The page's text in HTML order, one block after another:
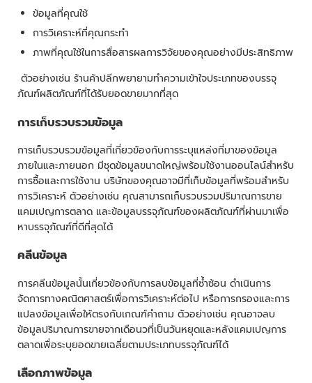
ข้อมูลที่คุณใช้
การวิเคราะห์ที่คุณกระทำ
ภาพที่คุณใช้ในการสื่อสารผลการวิจัยของคุณอย่างมีประสิทธิภาพ
ตัวอย่างเช่น ร้านค้าปลีกพยายามทำความเข้าใจประเภทของบรรจุ
ภัณฑ์ผลิตภัณฑ์ที่ได้รับยอดขายมากที่สุด
การเก็บรวบรวมข้อมูล
การเก็บรวบรวมข้อมูลที่เกี่ยวข้องกับการระบุแหล่งที่มาของข้อมูล
ภายในและภายนอก มีชุดข้อมูลขนาดใหญ่พร้อมใช้งานออนไลน์สำหรับ
การซื้อและการใช้งาน บริษัทของคุณอาจมีที่เก็บข้อมูลที่พร้อมสำหรับ
การวิเคราะห์ ตัวอย่างเช่น คุณสามารถเก็บรวบรวมปริมาณการขาย
แคมเปญการตลาด และข้อมูลบรรจุภัณฑ์ของผลิตภัณฑ์ที่ผ่านมาเพื่อ
หาบรรจุภัณฑ์ที่ดีที่สุดได้
คลีนข้อมูล
การคลีนข้อมูลนั้นเกี่ยวข้องกับการลบข้อมูลที่ซ้ำซ้อน ดำเนินการ
จัดการทางคณิตศาสตร์เพื่อการวิเคราะห์ต่อไป หรือการกรองและการ
แปลงข้อมูลเพื่อให้ตรงกับเกณฑ์คำถาม ตัวอย่างเช่น คุณอาจลบ
ข้อมูลปริมาณการขายจากเดือนวที่เป็นวันหยุดและหลังแคมเปญการ
ตลาดเพื่อระบุยอดขายเฉลี่ยตามประเภทบรรจุภัณฑ์ได้
เลือกภาพข้อมูล